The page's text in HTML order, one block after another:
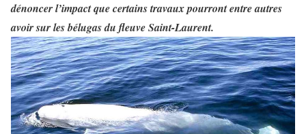
dénoncer l’impact que certains travaux pourront entre autres
avoir sur les bélugas du fleuve Saint-Laurent.